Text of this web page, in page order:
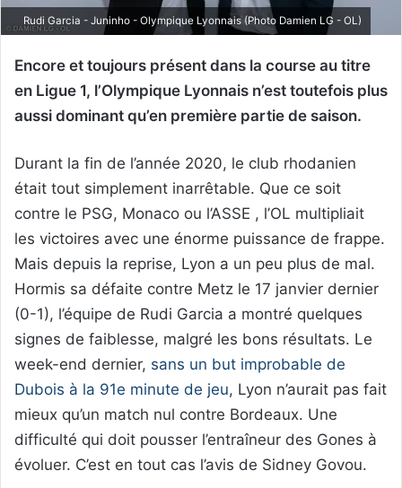
Rudi Garcia - Juninho - Olympique Lyonnais (Photo Damien LG - OL)
Encore et toujours présent dans la course au titre
en Ligue 1, l’Olympique Lyonnais n’est toutefois plus
aussi dominant qu’en première partie de saison.
Durant la fin de l’année 2020, le club rhodanien
était tout simplement inarrêtable. Que ce soit
contre le PSG, Monaco ou l’ASSE , l’OL multipliait
les victoires avec une énorme puissance de frappe.
Mais depuis la reprise, Lyon a un peu plus de mal.
Hormis sa défaite contre Metz le 17 janvier dernier
(0-1), l’équipe de Rudi Garcia a montré quelques
signes de faiblesse, malgré les bons résultats. Le
week-end dernier, sans un but improbable de
Dubois à la 91e minute de jeu, Lyon n’aurait pas fait
mieux qu’un match nul contre Bordeaux. Une
difficulté qui doit pousser l’entraîneur des Gones à
évoluer. C’est en tout cas l’avis de Sidney Govou.